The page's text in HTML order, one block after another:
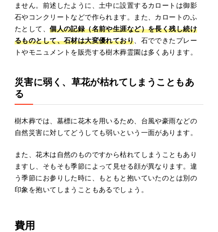
ません。前述したように、土中に設置するカロートは御影
石やコンクリートなどで作られます。また、カロートのふ
たとして、個人の記録（名前や生涯など）を長く残し続け
るものとして、石材は大変優れており 、石でできたプレー
トやモニュメントを販売する樹木葬霊園は多くあります。
災害に弱く、草花が枯れてしまうこともあ
る
樹木葬では、墓標に花木を用いるため、台風や豪雨などの
自然災害に対してどうしても弱いという一面があります。
また、花木は自然のものですから枯れてしまうこともあり
ますし、そもそも季節によって見せる顔が異なります。違
う季節にお参りした時に、もともと抱いていたのとは別の
印象を抱いてしまうこともあるでしょう。
費用